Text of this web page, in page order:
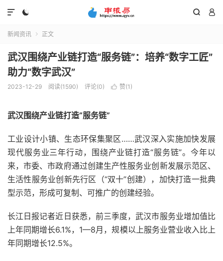
  

新闻资讯  正文
武汉围绕产业链打造“服务链”：培养“数字工匠”
助力“数字武汉”
2023-12-29 阅读(1590) 评论(0)  赞(1 )
武汉围绕产业链打造“服务链”
工业设计小镇、生态环保集聚区……武汉深入实施加快发展
现代服务业三年行动，围绕产业链打造“服务链”。今年以
来，市委、市政府通过创建生产性服务业创新发展示范区、
生活性服务业创新先行区（“双十”创建），加快打造一批典
型示范，形成可复制、可推广的创建经验。
长江日报记者近日获悉，前三季度，武汉市服务业增加值比
上年同期增长6.1%，1—8月，规模以上服务业营业收入比上
年同期增长12.5%。